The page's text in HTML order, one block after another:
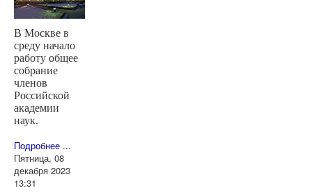
В Москве в
среду начало
работу общее
собрание
членов
Российской
академии
наук.
Подробнее ...
Пятница, 08
декабря 2023
13:31